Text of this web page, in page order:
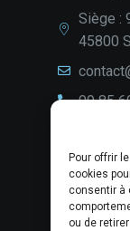
Pour offrir
cookies
consentir à
ou de
Siège :
45800
09 85
Youtube
Votre